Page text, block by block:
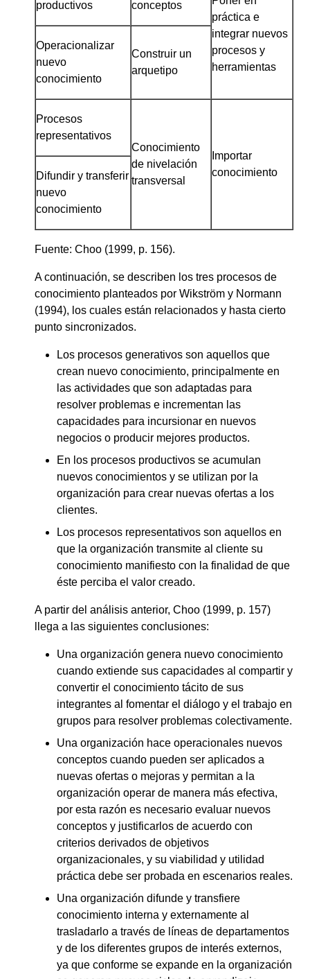
productivos
conceptos
práctica e
integrar nuevos
procesos y
herramientas
Operacionalizar
nuevo
conocimiento
Construir un
arquetipo
Procesos
representativos
Conocimiento
de nivelación
transversal
Importar
conocimiento
Difundir y transferir
nuevo
conocimiento
Fuente: Choo (1999, p. 156).
A continuación, se describen los tres procesos de
conocimiento planteados por Wikström y Normann
(1994), los cuales están relacionados y hasta cierto
punto sincronizados.
Los procesos generativos son aquellos que
crean nuevo conocimiento, principalmente en
las actividades que son adaptadas para
resolver problemas e incrementan las
capacidades para incursionar en nuevos
negocios o producir mejores productos.
En los procesos productivos se acumulan
nuevos conocimientos y se utilizan por la
organización para crear nuevas ofertas a los
clientes.
Los procesos representativos son aquellos en
que la organización transmite al cliente su
conocimiento manifiesto con la finalidad de que
éste perciba el valor creado.
A partir del análisis anterior, Choo (1999, p. 157)
llega a las siguientes conclusiones:
Una organización genera nuevo conocimiento
cuando extiende sus capacidades al compartir y
convertir el conocimiento tácito de sus
integrantes al fomentar el diálogo y el trabajo en
grupos para resolver problemas colectivamente.
Una organización hace operacionales nuevos
conceptos cuando pueden ser aplicados a
nuevas ofertas o mejoras y permitan a la
organización operar de manera más efectiva,
por esta razón es necesario evaluar nuevos
conceptos y justificarlos de acuerdo con
criterios derivados de objetivos
organizacionales, y su viabilidad y utilidad
práctica debe ser probada en escenarios reales.
Una organización difunde y transfiere
conocimiento interna y externamente al
trasladarlo a través de líneas de departamentos
y de los diferentes grupos de interés externos,
ya que conforme se expande en la organización